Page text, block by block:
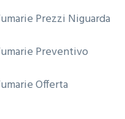
Prezzi Niguarda
Preventivo
Offerta